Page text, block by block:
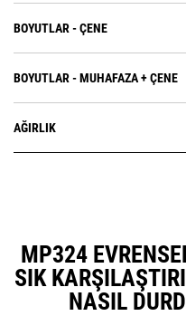
BOYUTLAR - ÇENE
BOYUTLAR - MUHAFAZA + ÇENE
AĞIRLIK
MP324
SIK
NASIL